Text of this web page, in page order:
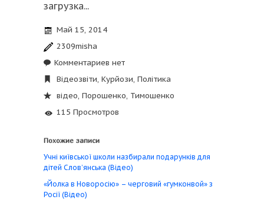
загрузка...
Май 15, 2014
2309misha
Комментариев нет
Відеозвіти, Курйози, Політика
відео, Порошенко, Тимошенко
115 Просмотров
Похожие записи
Учні київської школи назбирали подарунків для
дітей Слов’янська (Відео)
«Йолка в Новоросію» – черговий «гумконвой» з
Росії (Відео)